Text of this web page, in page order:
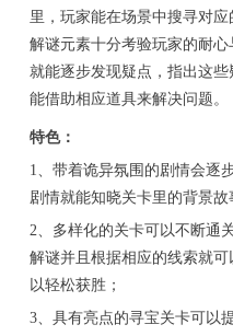
里，玩家能在场景中搜寻对
解谜元素十分考验玩家的耐
就能逐步发现疑点，指出这
能借助相应道具来解决问题。
特色：
1、带着诡异氛围的剧情会逐
剧情就能知晓关卡里的背景故
2、多样化的关卡可以不断通
解谜并且根据相应的线索就
以轻松获胜；
3、具有亮点的寻宝关卡可以